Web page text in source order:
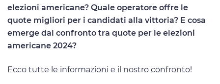
elezioni americane? Quale operatore offre le
quote migliori per i candidati alla vittoria? E cosa
emerge dal confronto tra quote per le elezioni
americane 2024?
Ecco tutte le informazioni e il nostro confronto!